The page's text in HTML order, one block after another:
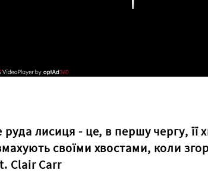
лисиця - це, в першу чергу, її
своїми хвостами, коли
Clair Carr